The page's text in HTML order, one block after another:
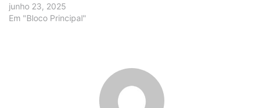
junho 23, 2025
Em "Bloco Principal"